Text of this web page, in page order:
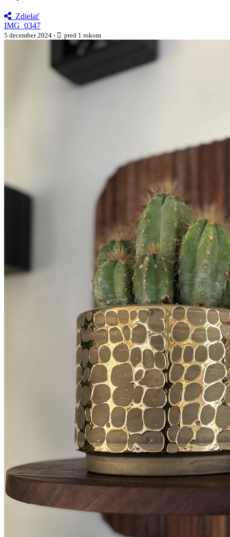
Zdielať
IMG_0347
5 december 2024 · pred 1 rokom